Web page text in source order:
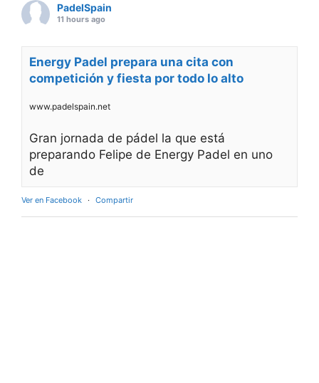
PadelSpain
11 hours ago
Energy Padel prepara una cita con
competición y fiesta por todo lo alto
www.padelspain.net
Gran jornada de pádel la que está
preparando Felipe de Energy Padel en uno
de
Ver en Facebook · Compartir